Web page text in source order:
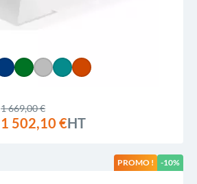
1 669,00 €
1 502,10 €HT
PROMO ! -10%